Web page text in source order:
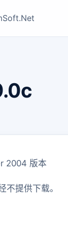
2004 版本
不提供下载。